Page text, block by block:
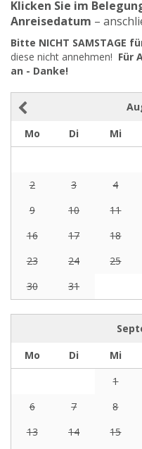
Klicken Sie im
Anreisedatum –
Bitte NICHT SAMSTAGE
diese nicht annehmen! Für
an - Danke!
Mo
Di Mi
2
3 4
9
10 11
16
17 18
23
24 25
30
31
Mo
Di Mi
1
6
7 8
13
14 15